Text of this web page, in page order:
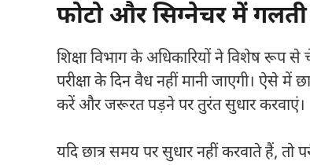
फोटो और सिग्नेचर में
शिक्षा विभाग के अधिकारियों ने विशेष रूप से
परीक्षा के दिन वैध नहीं मानी जाएगी। ऐसे
करें और जरूरत पड़ने पर तुरंत सुधार करवाएं।
यदि छात्र समय पर सुधार नहीं करवाते हैं, तो